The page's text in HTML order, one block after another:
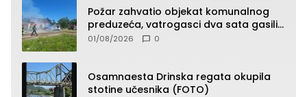
Požar zahvatio objekat komunalnog
preduzeća, vatrogasci dva sata gasili
vatru (FOTO)
01/08/2026 0
Osamnaesta Drinska regata okupila
stotine učesnika (FOTO)